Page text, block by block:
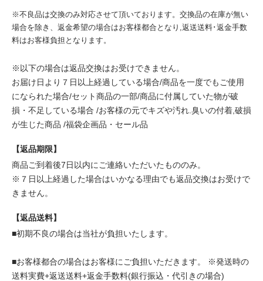
※不良品は交換のみ対応させて頂いております。交換品の在庫が無い
場合を除き、返金希望の場合はお客様都合となり,返送送料･返金手数
料はお客様負担となります。
※以下の場合は返品交換はお受けできません。
お届け日より７日以上経過している場合/商品を一度でもご使用
になられた場合/セット商品の一部/商品に付属していた物が破
損・不足している場合 /お客様の元でキズや汚れ.臭いの付着,破損
が生じた商品 /福袋企画品・セール品
【返品期限】
商品ご到着後7日以内にご連絡いただいたもののみ。
※７日以上経過した場合はいかなる理由でも返品交換はお受けで
きません。
【返品送料】
■初期不良の場合は当社が負担いたします。
■お客様都合の場合はお客様にご負担いただきます。 ※発送時の
送料実費+返送送料+返金手数料(銀行振込・代引きの場合)